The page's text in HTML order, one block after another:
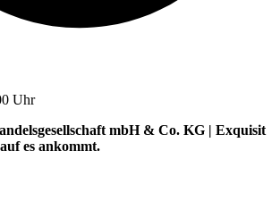
Uhr
mbH & Co. KG | Exquisit
es ankommt.